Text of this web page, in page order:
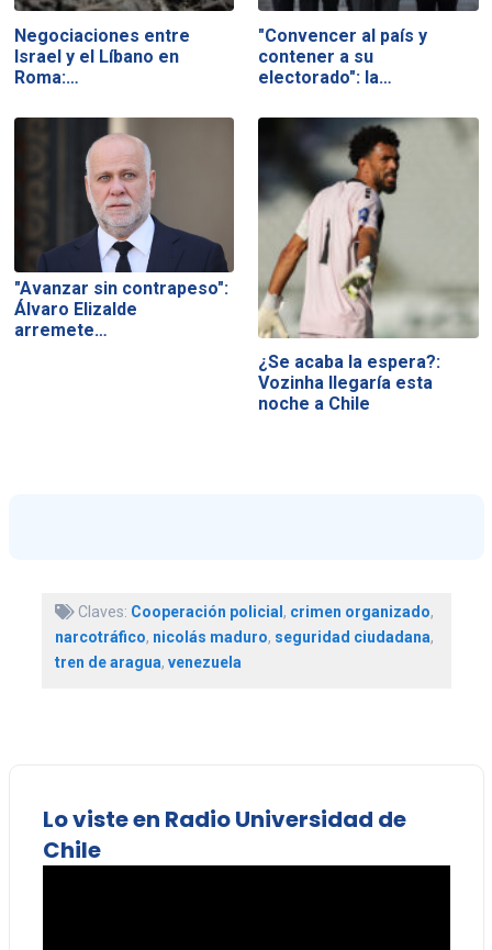
Negociaciones entre
Israel y el Líbano en
Roma:…
"Convencer al país y
contener a su
electorado": la…
"Avanzar sin contrapeso":
Álvaro Elizalde
arremete…
¿Se acaba la espera?:
Vozinha llegaría esta
noche a Chile
Claves: Cooperación policial, crimen organizado,
narcotráfico, nicolás maduro, seguridad ciudadana,
tren de aragua, venezuela
Lo viste en Radio Universidad de
Chile